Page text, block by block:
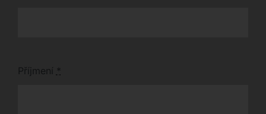
Příjmení *